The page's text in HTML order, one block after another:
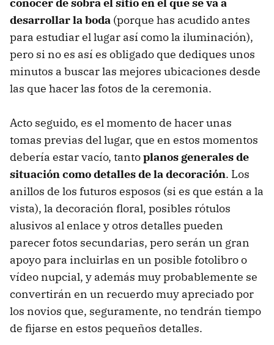
desarrollar la boda (porque has acudido antes
para estudiar el lugar así como la iluminación),
pero si no es así es obligado que dediques unos
minutos a buscar las mejores ubicaciones desde
las que hacer las fotos de la ceremonia.
Acto seguido, es el momento de hacer unas
tomas previas del lugar, que en estos momentos
debería estar vacío, tantoplanos generales de
situación como detalles de la decoración. Los
anillos de los futuros esposos (si es que están a la
vista), la decoración floral, posibles rótulos
alusivos al enlace y otros detalles pueden
parecer fotos secundarias, pero serán un gran
apoyo para incluirlas en un posible fotolibro o
vídeo nupcial, y además muy probablemente se
convertirán en un recuerdo muy apreciado por
los novios que, seguramente, no tendrán tiempo
de fijarse en estos pequeños detalles.